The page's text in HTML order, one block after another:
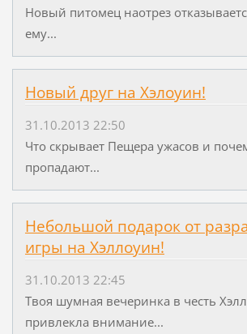
Новый питомец наотрез
ему...
Новый друг на Хэлоуин!
31.10.2013 22:50
Что скрывает Пещера ужасов и
пропадают...
Небольшой подарок от
игры на Хэллоуин!
31.10.2013 22:45
Твоя шумная вечеринка в честь
привлекла внимание...